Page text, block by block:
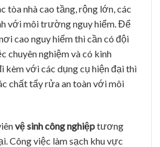
tòa nhà cao tầng, rộng lớn, các
với môi trường nguy hiểm. Để
cao nguy hiểm thì cần có đội
chuyên nghiệm và có kinh
kèm với các dụng cụ hiện đại thì
chất tẩy rửa an toàn với môi
vệ sinh công nghiệptương
Công việc làm sạch khu vực